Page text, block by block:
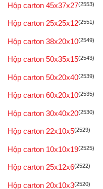
Hộp carton 45x37x27(2553)
Hộp carton 25x25x12(2551)
Hộp carton 38x20x10(2549)
Hộp carton 50x35x15(2543)
Hộp carton 50x20x40(2539)
Hộp carton 60x20x10(2535)
Hộp carton 30x40x20(2530)
Hộp carton 22x10x5(2529)
Hộp carton 10x10x19(2525)
Hộp carton 25x12x6(2522)
Hộp carton 20x10x3(2520)